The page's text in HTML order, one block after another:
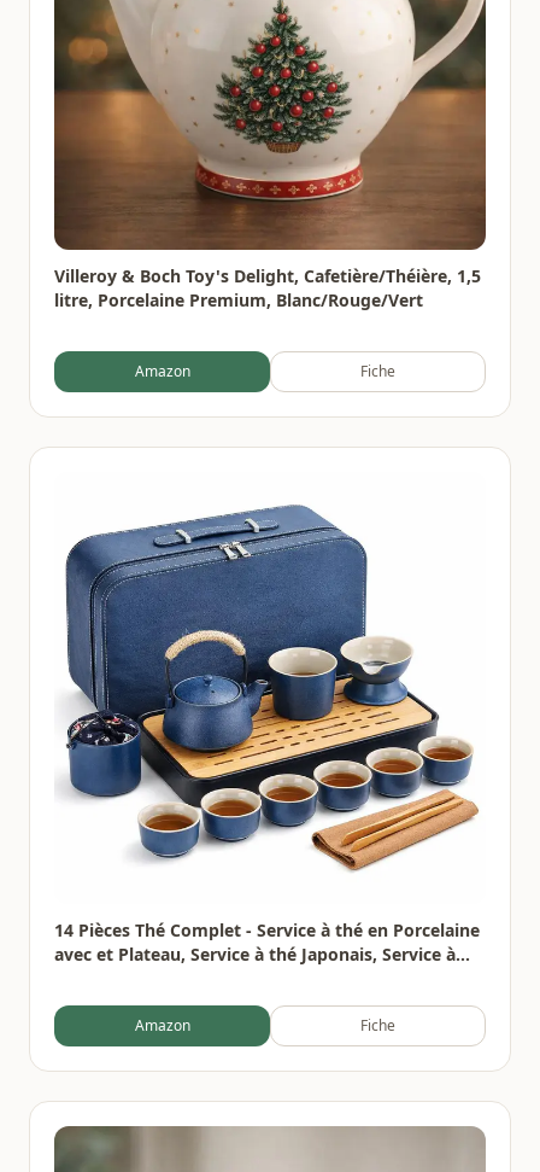
Villeroy & Boch Toy's Delight, Cafetière/Théière, 1,5
litre, Porcelaine Premium, Blanc/Rouge/Vert
Amazon Fiche
14 Pièces Thé Complet - Service à thé en Porcelaine
avec et Plateau, Service à thé Japonais, Service à
Isolées de 120 ml,220ml Théière Thés à Fleurs
Amazon Fiche